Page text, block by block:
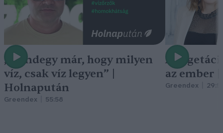
„Mindegy már, hogy milyen
víz, csak víz legyen” |
Holnapután
Greendex 55:58
A
az ember
Greendex